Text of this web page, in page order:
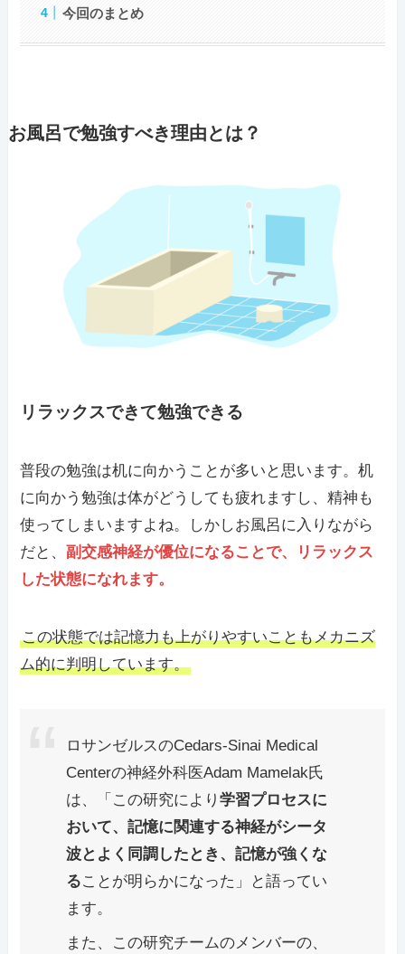
今回のまとめ
お風呂で勉強すべき理由とは？
リラックスできて勉強できる
普段の勉強は机に向かうことが多いと思います。机
に向かう勉強は体がどうしても疲れますし、精神も
使ってしまいますよね。しかしお風呂に入りながら
だと、 副交感神経が優位になることで、リラックス
した状態になれます。
この状態では記憶力も上がりやすいこともメカニズ
ム的に判明しています。
ロサンゼルスのCedars-Sinai Medical
Centerの神経外科医Adam Mamelak氏
は、「この研究により学習プロセスに
おいて、記憶に関連する神経がシータ
波とよく同調したとき、記憶が強くな
ることが明らかになった」と語ってい
ます。
また、この研究チームのメンバーの、